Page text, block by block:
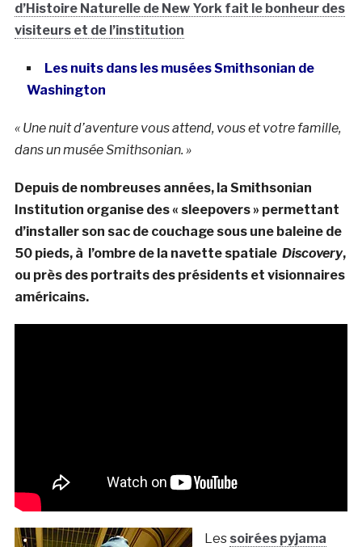
d’Histoire Naturelle de New York fait le bonheur des
visiteurs et de l’institution
Les nuits dans les musées Smithsonian de
Washington
« Une nuit d’aventure vous attend, vous et votre famille,
dans un musée Smithsonian. »
Depuis de nombreuses années, la Smithsonian
Institution organise des « sleepovers » permettant
d’installer son sac de couchage sous une baleine de
50 pieds, à l’ombre de la navette spatiale Discovery,
ou près des portraits des présidents et visionnaires
américains.
Les soirées pyjama